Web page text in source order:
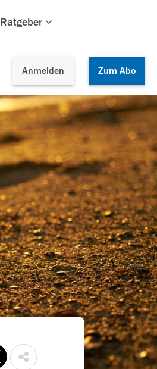
Ratgeber
Anmelden Zum Abo